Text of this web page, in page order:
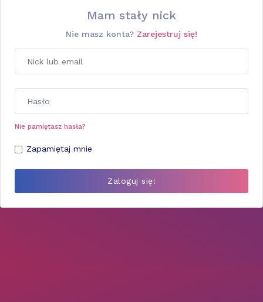
Mam stały nick
Nie masz konta? Zarejestruj się!
Nie pamiętasz hasła?
Zapamiętaj mnie